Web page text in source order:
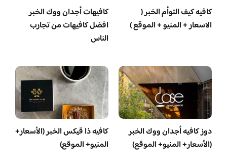
كافيه كيف التوأم الخبر (
الاسعار + المنيو + الموقع )
كافيهات أجدان ووك الخبر
افضل كافيهات من تجارب
الناس
دوز كافيه أجدان ووك الخبر
(الأسعار+ المنيو+ الموقع)
كافيه ذا قيكس الخبر (الأسعار+
المنيو+ الموقع)